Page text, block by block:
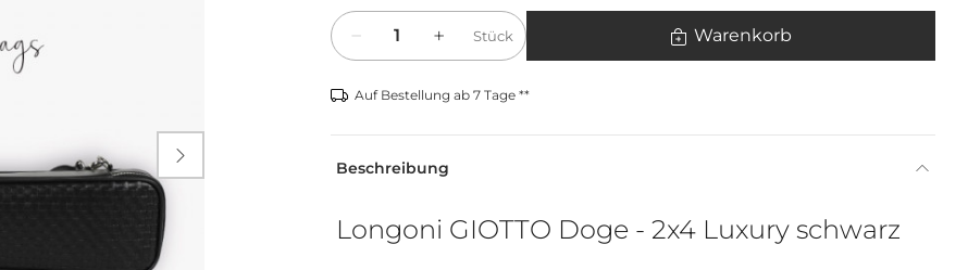

Menge
Stück Warenkorb
Auf Bestellung ab 7 Tage **
Beschreibung
Longoni GIOTTO Doge - 2x4 Luxury schwarz